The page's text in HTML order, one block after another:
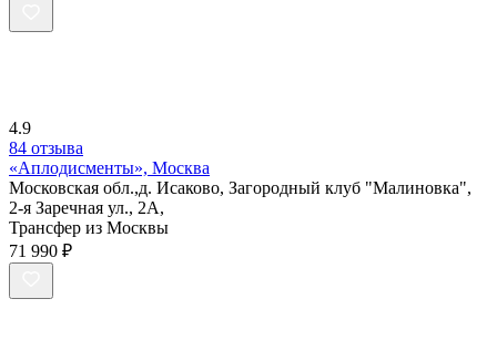
4.9
84 отзыва
«Аплодисменты», Москва
Московская обл.,д. Исаково, Загородный клуб "Малиновка",
2-я Заречная ул., 2А,
Трансфер из Москвы
71 990 ₽